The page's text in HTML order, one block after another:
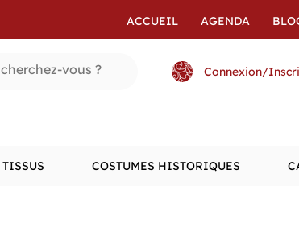
ACCUEIL AGENDA
Connexion/
TISSUS COSTUMES HISTORIQUES